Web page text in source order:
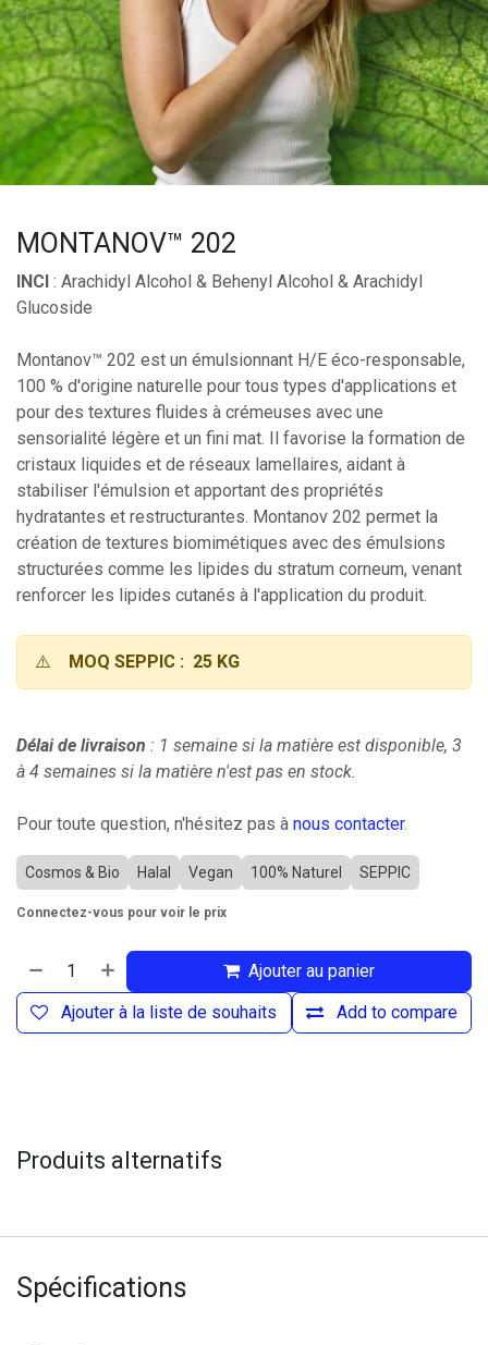
MONTANOV™ 202
INCI : Arachidyl Alcohol & Behenyl Alcohol & Arachidyl
Glucoside
Montanov™ 202 est un émulsionnant H/E éco-responsable,
100 % d'origine naturelle pour tous types d'applications et
pour des textures fluides à crémeuses avec une
sensorialité légère et un fini mat. Il favorise la formation de
cristaux liquides et de réseaux lamellaires, aidant à
stabiliser l'émulsion et apportant des propriétés
hydratantes et restructurantes. Montanov 202 permet la
création de textures biomimétiques avec des émulsions
structurées comme les lipides du stratum corneum, venant
renforcer les lipides cutanés à l'application du produit.
⚠️ MOQ SEPPIC : 25 KG
Délai de livraison : 1 semaine si la matière est disponible, 3
à 4 semaines si la matière n'est pas en stock.
Pour toute question, n'hésitez pas à nous contacter.
Cosmos & Bio Halal Vegan 100% Naturel SEPPIC
Connectez-vous pour voir le prix
Ajouter au panier
Add to compare
Ajouter à la liste de souhaits
Produits alternatifs
Spécifications